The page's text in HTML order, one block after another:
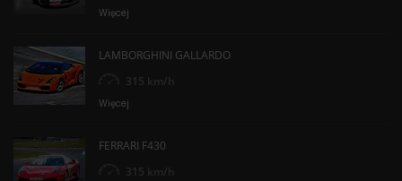
Więcej
LAMBORGHINI GALLARDO
315 km/h
Więcej
FERRARI F430
315 km/h